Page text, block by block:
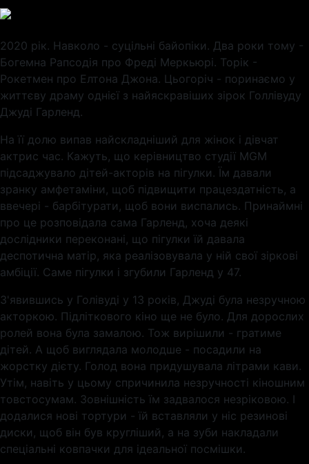
2020 рік. Навколо - суцільні байопіки. Два роки тому -
Богемна Рапсодія про Фреді Меркьюрі. Торік -
Рокетмен про Елтона Джона. Цьогоріч - поринаємо у
життєву драму однієї з найяскравіших зірок Голлівуду
Джуді Гарленд.
На її долю випав найскладніший для жінок і дівчат
актрис час. Кажуть, що керівництво студії MGM
підсаджувало дітей-акторів на пігулки. Їм давали
зранку амфетаміни, щоб підвищити працездатність, а
ввечері - барбітурати, щоб вони виспались. Принаймні
про це розповідала сама Гарленд, хоча деякі
дослідники переконані, що пігулки їй давала
деспотична матір, яка реалізовувала у ній свої зіркові
амбіції. Саме пігулки і згубили Гарленд у 47.
З'явившись у Голівуді у 13 років, Джуді була незручною
акторкою. Підліткового кіно ще не було. Для дорослих
ролей вона була замалою. Тож вирішили - гратиме
дітей. А щоб виглядала молодше - посадили на
жорстку дієту. Голод вона придушувала літрами кави.
Утім, навіть у цьому спричинила незручності кіношним
товстосумам. Зовнішність їм задвалося незріковою. І
додалися нові тортури - їй вставляли у ніс резинові
диски, щоб він був кругліший, а на зуби накладали
спеціальні ковпачки для ідеальної посмішки.